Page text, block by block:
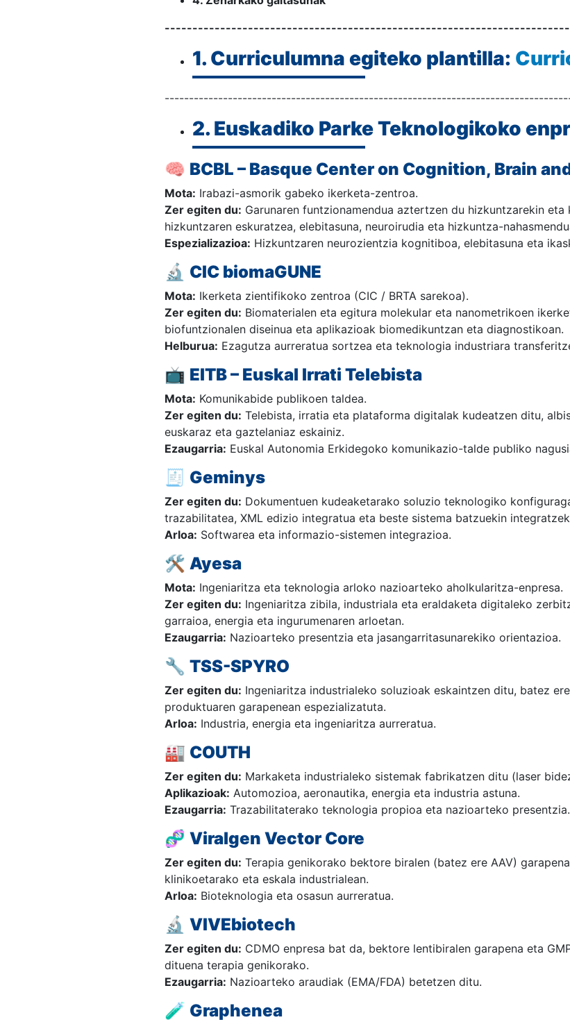
1. Curriculumna egiteko plantilla:
2. Euskadiko Parke Teknologikoko
🧠 BCBL – Basque Center on Cognition, Brain
Mota: Irabazi-asmorik gabeko ikerketa-zentroa.
Zer egiten du: Garunaren funtzionamendua aztertzen du hizkuntzarekin
hizkuntzaren eskuratzea, elebitasuna, neuroirudia eta hizkuntza-
Espezializazioa: Hizkuntzaren neurozientzia kognitiboa, elebitasuna eta
🔬 CIC biomaGUNE
Mota: Ikerketa zientifikoko zentroa (CIC / BRTA sarekoa).
Zer egiten du: Biomaterialen eta egitura molekular eta nanometrikoen
biofuntzionalen diseinua eta aplikazioak biomedikuntzan eta diagnostikoan.
Helburua: Ezagutza aurreratua sortzea eta teknologia industriara
📺 EITB – Euskal Irrati Telebista
Mota: Komunikabide publikoen taldea.
Zer egiten du: Telebista, irratia eta plataforma digitalak kudeatzen ditu,
euskaraz eta gaztelaniaz eskainiz.
Ezaugarria: Euskal Autonomia Erkidegoko komunikazio-talde publiko
🧾 Geminys
Zer egiten du: Dokumentuen kudeaketarako soluzio teknologiko
trazabilitatea, XML edizio integratua eta beste sistema batzuekin
Arloa: Softwarea eta informazio-sistemen integrazioa.
🛠️ Ayesa
Mota: Ingeniaritza eta teknologia arloko nazioarteko aholkularitza-enpresa.
Zer egiten du: Ingeniaritza zibila, industriala eta eraldaketa digitaleko
garraioa, energia eta ingurumenaren arloetan.
Ezaugarria: Nazioarteko presentzia eta jasangarritasunarekiko orientazioa.
🔧 TSS-SPYRO
Zer egiten du: Ingeniaritza industrialeko soluzioak eskaintzen ditu, batez
produktuaren garapenean espezializatuta.
Arloa: Industria, energia eta ingeniaritza aurreratua.
🏭 COUTH
Zer egiten du: Markaketa industrialeko sistemak fabrikatzen ditu (laser
Aplikazioak: Automozioa, aeronautika, energia eta industria astuna.
Ezaugarria: Trazabilitaterako teknologia propioa eta nazioarteko presentzia.
🧬 Viralgen Vector Core
Zer egiten du: Terapia genikorako bektore biralen (batez ere AAV)
klinikoetarako eta eskala industrialean.
Arloa: Bioteknologia eta osasun aurreratua.
🔬 VIVEbiotech
Zer egiten du: CDMO enpresa bat da, bektore lentibiralen garapena eta
dituena terapia genikorako.
Ezaugarria: Nazioarteko araudiak (EMA/FDA) betetzen ditu.
🧪 Graphenea